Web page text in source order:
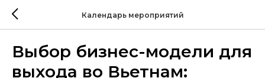
Календарь мероприятий
Выбор бизнес-модели для
выхода во Вьетнам: